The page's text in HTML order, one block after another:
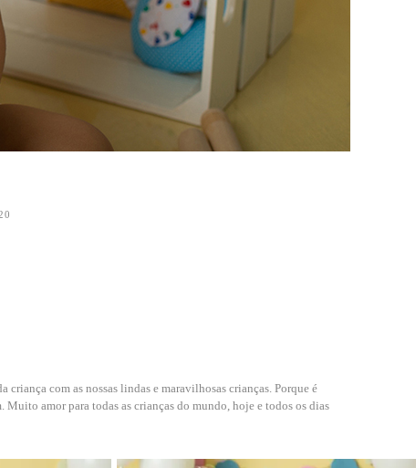
com as nossas lindas e maravilhosas crianças. Porque é
Muito amor para todas as crianças do mundo, hoje e todos os dias